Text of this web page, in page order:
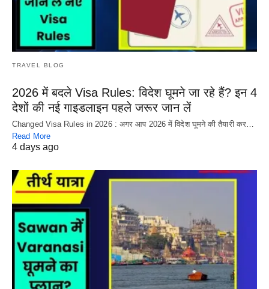
TRAVEL BLOG
2026 में बदले Visa Rules: विदेश घूमने जा रहे हैं? इन 4
देशों की नई गाइडलाइन पहले जरूर जान लें
Changed Visa Rules in 2026 : अगर आप 2026 में विदेश घूमने की तैयारी कर…
Read More
4 days ago